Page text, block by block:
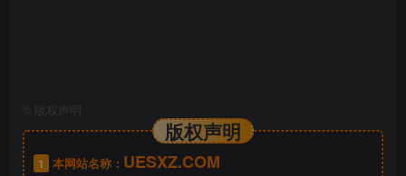
版权声明
版权声明
1 本网站名称： UESXZ.COM